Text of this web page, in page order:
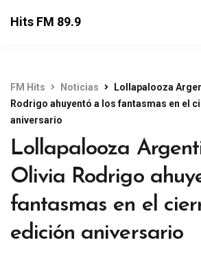
Hits FM 89.9
FM Hits Noticias
Lollapalooza
Rodrigo ahuyentó a los fantasmas en el
aniversario
Lollapalooza
Olivia Rodrigo
fantasmas en el
edición aniversario